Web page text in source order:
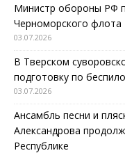
Министр обороны РФ
Черноморского флота
03.07.2026
В Тверском
подготовку по
03.07.2026
Ансамбль песни и
Александрова
Республике